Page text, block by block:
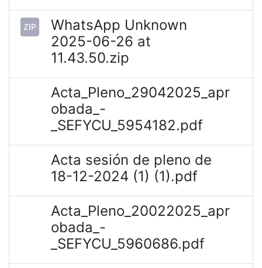
ZIP
WhatsApp Unknown
2025-06-26 at
11.43.50.zip
Acta_Pleno_29042025_apr
obada_-
_SEFYCU_5954182.pdf
Acta sesión de pleno de
18-12-2024 (1) (1).pdf
Acta_Pleno_20022025_apr
obada_-
_SEFYCU_5960686.pdf